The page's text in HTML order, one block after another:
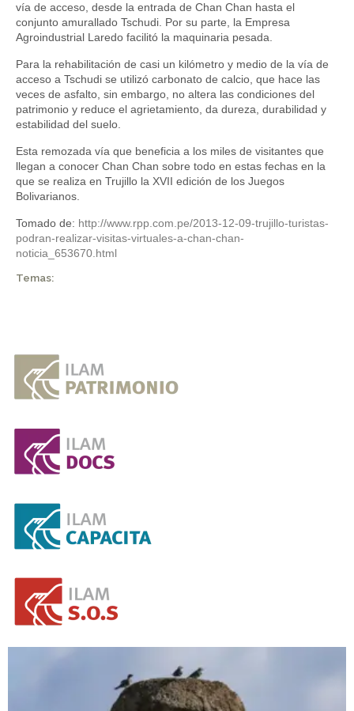
vía de acceso, desde la entrada de Chan Chan hasta el
conjunto amurallado Tschudi. Por su parte, la Empresa
Agroindustrial Laredo facilitó la maquinaria pesada.
Para la rehabilitación de casi un kilómetro y medio de la vía de
acceso a Tschudi se utilizó carbonato de calcio, que hace las
veces de asfalto, sin embargo, no altera las condiciones del
patrimonio y reduce el agrietamiento, da dureza, durabilidad y
estabilidad del suelo.
Esta remozada vía que beneficia a los miles de visitantes que
llegan a conocer Chan Chan sobre todo en estas fechas en la
que se realiza en Trujillo la XVII edición de los Juegos
Bolivarianos.
Tomado de: http://www.rpp.com.pe/2013-12-09-trujillo-turistas-
podran-realizar-visitas-virtuales-a-chan-chan-
noticia_653670.html
Temas: